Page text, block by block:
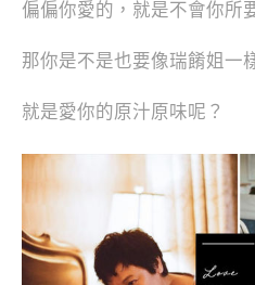
偏偏你愛的，就是不會你所
那你是不是也要像瑞餚姐一
就是愛你的原汁原味呢？